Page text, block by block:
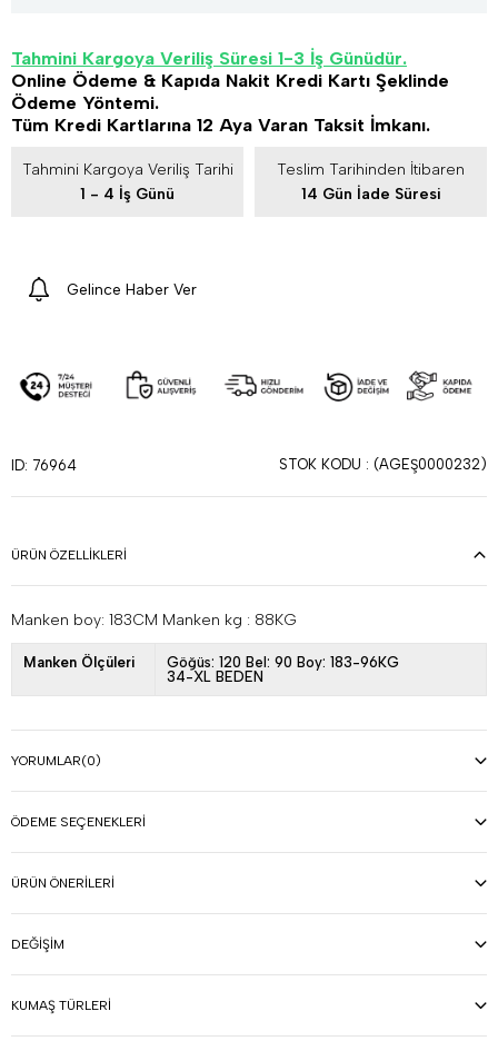
Tahmini Kargoya Veriliş Süresi 1-3 İş Günüdür.
Online Ödeme & Kapıda Nakit Kredi Kartı Şeklinde
Ödeme Yöntemi.
Tüm Kredi Kartlarına 12 Aya Varan Taksit İmkanı.
Tahmini Kargoya Veriliş Tarihi
1 - 4 İş Günü
Teslim Tarihinden İtibaren
14 Gün İade Süresi
Gelince Haber Ver
ID: 76964 STOK KODU (AGEŞ0000232)
ÜRÜN ÖZELLIKLERI
Manken boy: 183CM Manken kg : 88KG
Manken Ölçüleri
Göğüs: 120 Bel: 90 Boy: 183-96KG
34-XL BEDEN
YORUMLAR(0)
ÖDEME SEÇENEKLERI
ÜRÜN ÖNERILERI
DEĞIŞIM
KUMAŞ TÜRLERI